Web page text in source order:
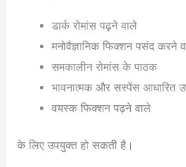
डार्क रोमांस पढ़ने वाले
मनोवैज्ञानिक फिक्शन पसंद करने
समकालीन रोमांस के पाठक
भावनात्मक और सस्पेंस आधारित
वयस्क फिक्शन पढ़ने वाले
के लिए उपयुक्त हो सकती है।